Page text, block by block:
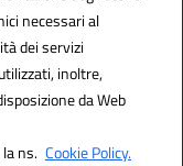
necessari al
dei servizi
inoltre,
da Web
ns. Cookie Policy.
S.r.l.